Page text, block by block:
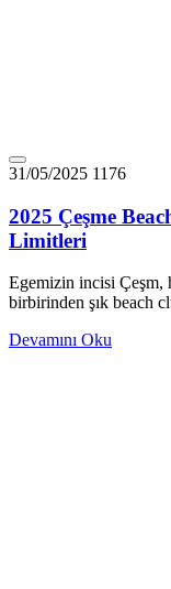
31/05/2025 1176
2025 Çeşme
Limitleri
Egemizin incisi Çeşm,
birbirinden şık beach
Devamını Oku